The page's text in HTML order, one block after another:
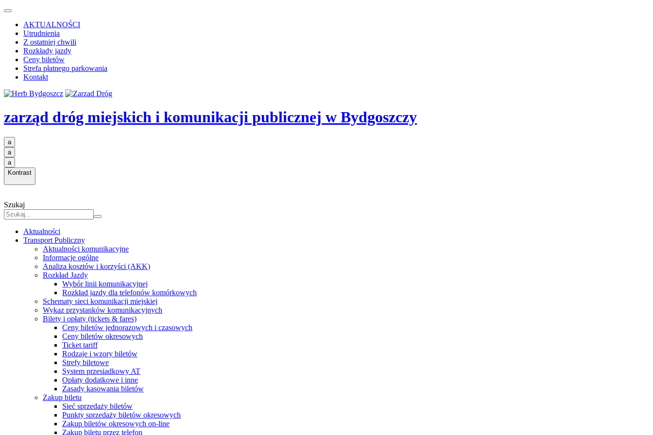
AKTUALNOŚCI
Utrudnienia
Z ostatniej chwili
Rozkłady jazdy
Ceny biletów
Strefa płatnego parkowania
Kontakt
zarząd dróg miejskich i komunikacji publicznej w Bydgoszczy
a
a
a
Kontrast
Szukaj
Aktualności
Transport Publiczny
Aktualności komunikacyjne
Informacje ogólne
Analiza kosztów i korzyści (AKK)
Rozkład Jazdy
Wybór linii komunikacyjnej
Rozkład jazdy dla telefonów komórkowych
Schematy sieci komunikacji miejskiej
Wykaz przystanków komunikacyjnych
Bilety i opłaty (tickets & fares)
Ceny biletów jednorazowych i czasowych
Ceny biletów okresowych
Ticket tariff
Rodzaje i wzory biletów
Strefy biletowe
System przesiadkowy AT
Opłaty dodatkowe i inne
Zasady kasowania biletów
Zakup biletu
Sieć sprzedaży biletów
Punkty sprzedaży biletów okresowych
Zakup biletów okresowych on-line
Zakup biletu przez telefon